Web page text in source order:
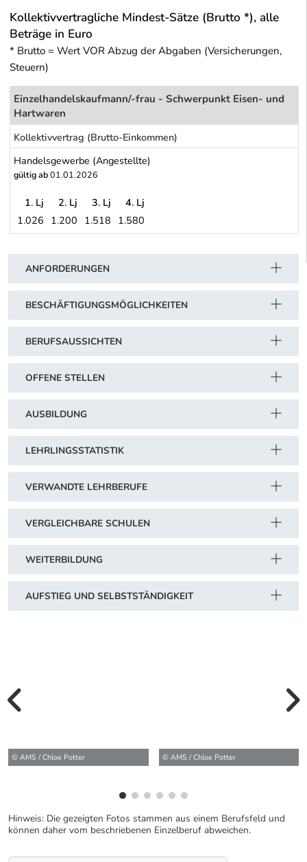
Kollektivvertragliche Mindest-Sätze (Brutto *), alle
Beträge in Euro
* Brutto = Wert VOR Abzug der Abgaben (Versicherungen,
Steuern)
Einzelhandelskaufmann/-frau - Schwerpunkt Eisen- und
Hartwaren
Kollektivvertrag (Brutto-Einkommen)
Handelsgewerbe (Angestellte)
gültig ab01.01.2026
Handelsgewerbe (Angestellte)
1. Lj 2. Lj 3. Lj
4. Lj
1.026 1.200 1.518 1.580
ANFORDERUNGEN
BESCHÄFTIGUNGSMÖGLICHKEITEN
BERUFSAUSSICHTEN
OFFENE STELLEN
AUSBILDUNG
LEHRLINGSSTATISTIK
VERWANDTE LEHRBERUFE
VERGLEICHBARE SCHULEN
WEITERBILDUNG
AUFSTIEG UND SELBSTSTÄNDIGKEIT
© AMS / Chloe Potter © AMS / Chloe Potter
Hinweis: Die gezeigten Fotos stammen aus einem Berufsfeld und
können daher vom beschriebenen Einzelberuf abweichen.